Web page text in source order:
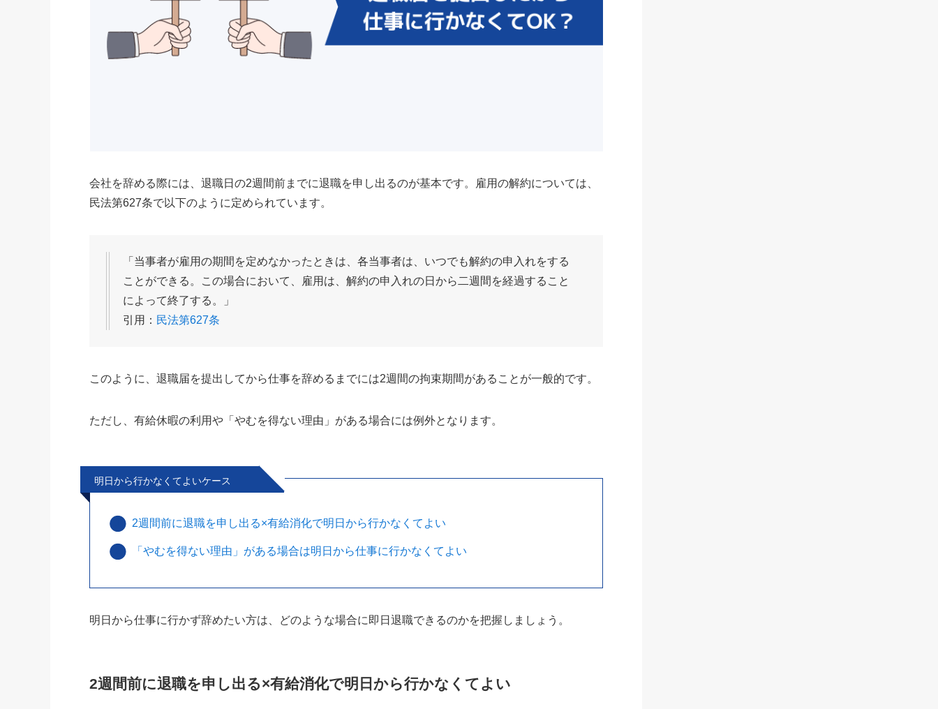
会社を辞める際には、退職日の2週間前までに退職を申し出るのが基本です。雇用の解約については、
民法第627条で以下のように定められています。
「当事者が雇用の期間を定めなかったときは、各当事者は、いつでも解約の申入れをする
ことができる。この場合において、雇用は、解約の申入れの日から二週間を経過すること
によって終了する。」
引用： 民法第627条
このように、退職届を提出してから仕事を辞めるまでには2週間の拘束期間があることが一般的です。
ただし、有給休暇の利用や「やむを得ない理由」がある場合には例外となります。
明日から行かなくてよいケース
2週間前に退職を申し出る×有給消化で明日から行かなくてよい
「やむを得ない理由」がある場合は明日から仕事に行かなくてよい
明日から仕事に行かず辞めたい方は、どのような場合に即日退職できるのかを把握しましょう。
2週間前に退職を申し出る×有給消化で明日から行かなくてよい